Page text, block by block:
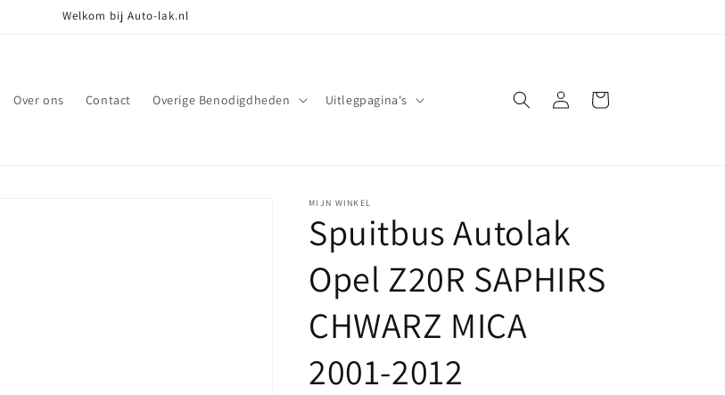
Welkom bij Auto-lak.nl
Over ons Contact Overige Benodigdheden Uitlegpagina's InloggenWinkelwagen
MIJN WINKEL
Spuitbus Autolak
Opel Z20R SAPHIRS
CHWARZ MICA
2001-2012